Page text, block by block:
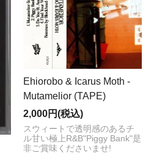
Ehiorobo & Icarus Moth -
Mutamelior (TAPE)
2,000円(税込)
スウィートで透明感のあるチ
ル甘い極上R&B"Piggy Bank"是
非ご賞味くださいませ!